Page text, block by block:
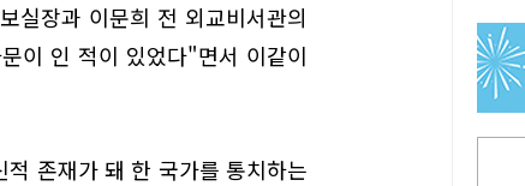
실장과 이문희 전 외교비서관의
이 인 적이 있었다"면서 이같이
존재가 돼 한 국가를 통치하는